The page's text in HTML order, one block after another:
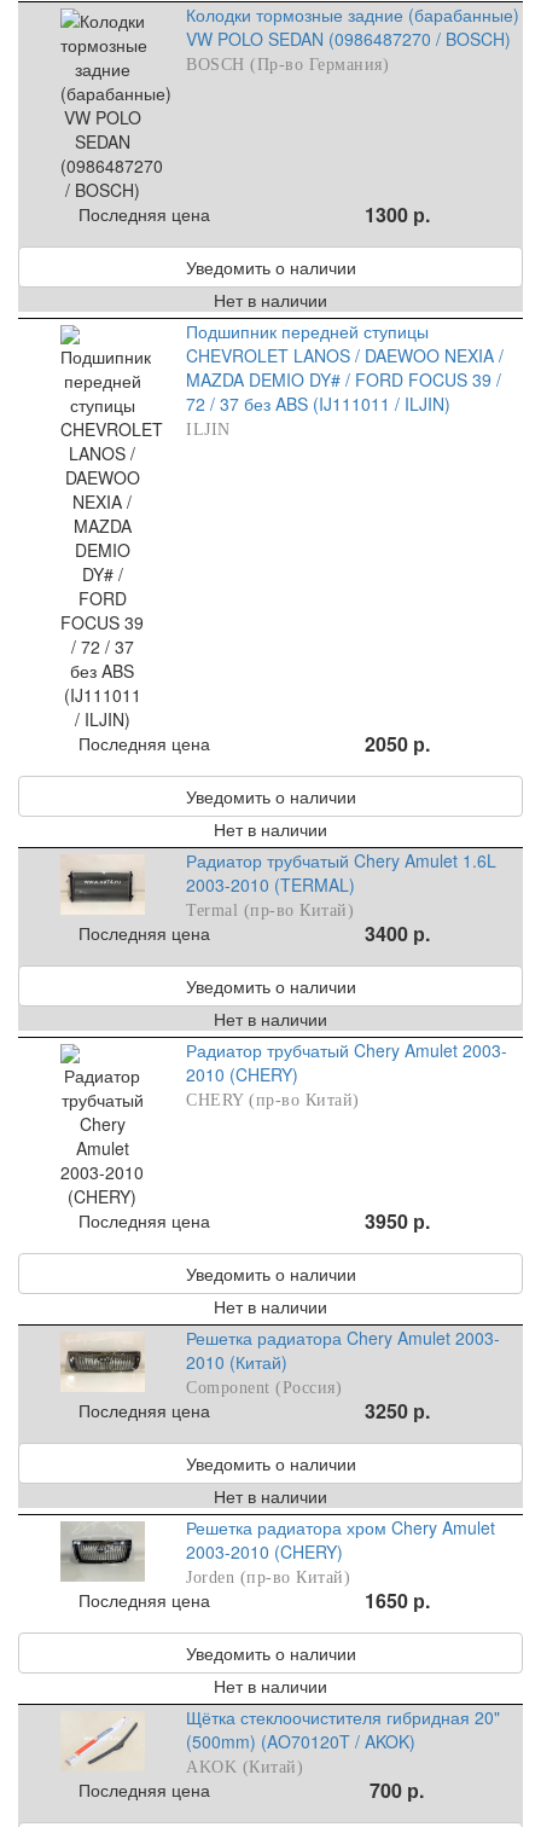
Колодки тормозные задние (барабанные)
VW POLO SEDAN (0986487270 / BOSCH)
BOSCH (Пр-во Германия)
Последняя цена 1300 р.
Уведомить о наличии
Нет в наличии
Подшипник передней ступицы
CHEVROLET LANOS / DAEWOO NEXIA /
MAZDA DEMIO DY# / FORD FOCUS 39 /
72 / 37 без ABS (IJ111011 / ILJIN)
ILJIN
Последняя цена 2050 р.
Уведомить о наличии
Нет в наличии
Радиатор трубчатый Chery Amulet 1.6L
2003-2010 (TERMAL)
Termal (пр-во Китай)
Последняя цена 3400 р.
Уведомить о наличии
Нет в наличии
Радиатор трубчатый Chery Amulet 2003-
2010 (CHERY)
CHERY (пр-во Китай)
Последняя цена 3950 р.
Уведомить о наличии
Нет в наличии
Решетка радиатора Chery Amulet 2003-
2010 (Китай)
Component (Россия)
Последняя цена 3250 р.
Уведомить о наличии
Нет в наличии
Решетка радиатора хром Chery Amulet
2003-2010 (CHERY)
Jorden (пр-во Китай)
Последняя цена 1650 р.
Уведомить о наличии
Нет в наличии
Щётка стеклоочистителя гибридная 20"
(500mm) (AO70120T / AKOK)
AKOK (Китай)
Последняя цена 700 р.